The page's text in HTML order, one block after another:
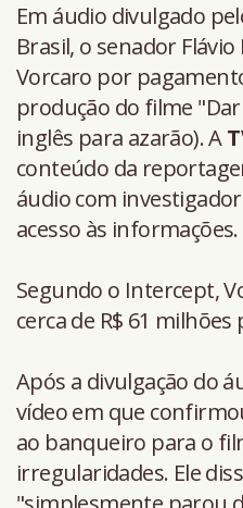
Em áudio divulgado
Brasil, o senador Flávio
Vorcaro por
produção do filme
inglês para azarão). A
conteúdo da
áudio com
acesso às informações.
Segundo o Intercept,
cerca de R$ 61
Após a divulgação do
vídeo em que
ao banqueiro para o
irregularidades. Ele